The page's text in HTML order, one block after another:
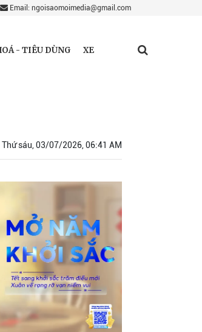
Email: ngoisaomoimedia@gmail.com
- TIÊU DÙNG XE
Thứ sáu, 03/07/2026, 06:41 AM